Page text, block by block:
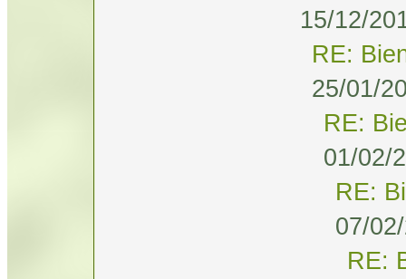
15/12/
RE:
25/01/
RE:
01/02/
RE:
07/
RE: